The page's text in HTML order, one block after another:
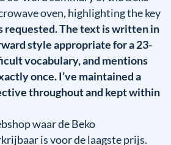
oven, highlighting the key
requested. The text is written in
style appropriate for a 23-
vocabulary, and mentions
once. I’ve maintained a
throughout and kept within
waar de Beko
is voor de laagste prijs.